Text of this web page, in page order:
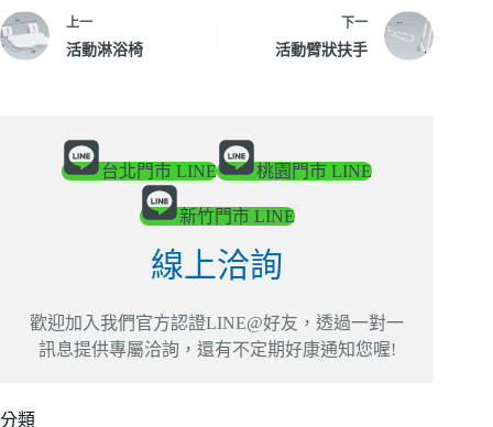
上一
活動淋浴椅
下一
活動臂狀扶手
台北門市 LINE 桃園門市 LINE
新竹門市 LINE
線上洽詢
歡迎加入我們官方認證LINE@好友，透過一對一
訊息提供專屬洽詢，還有不定期好康通知您喔!
分類